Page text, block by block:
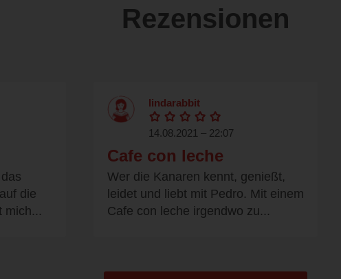
Rezensionen
die
mich...
lindarabbit
14.08.2021 – 22:07
Cafe con leche
Wer die Kanaren kennt, genießt,
leidet und liebt mit Pedro. Mit einem
Cafe con leche irgendwo zu...